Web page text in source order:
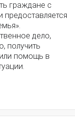
граждане с
дело,
получить
помощь в